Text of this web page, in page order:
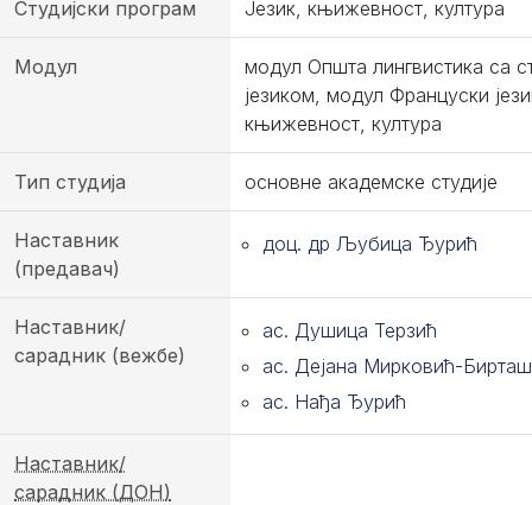
Студијски програм Језик, књижевност, култура
Модул
модул Општа лингвистика са
језиком, модул Француски
књижевност, култура
Тип студија основне академске студије
Наставник
(предавач)
доц. др Љубица Ђурић
Наставник/
сарадник (вежбе)
ас. Душица Терзић
ас. Дејана Мирковић-
ас. Нађа Ђурић
Наставник/
сарадник (ДОН)